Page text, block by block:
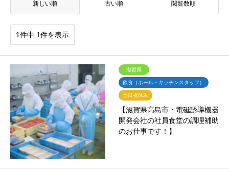
新しい順 古い順 閲覧数順
1件中 1件を表示
滋賀県
飲食（ホール・キッチンスタッフ）
土日祝休み
【滋賀県高島市・電磁誘導機器
開発会社の社員食堂の調理補助
のお仕事です！】